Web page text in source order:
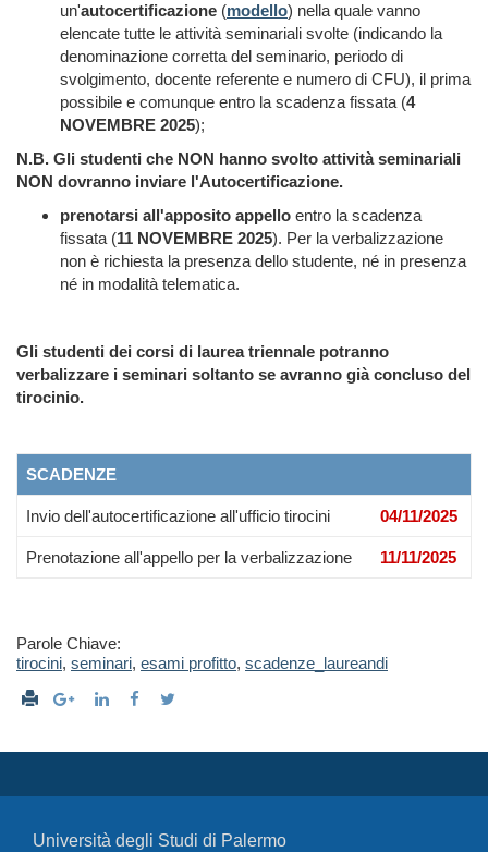
un'autocertificazione (modello) nella quale vanno
elencate tutte le attività seminariali svolte (indicando la
denominazione corretta del seminario, periodo di
svolgimento, docente referente e numero di CFU), il prima
possibile e comunque entro la scadenza fissata (4
NOVEMBRE 2025);
N.B. Gli studenti che NON hanno svolto attività seminariali
NON dovranno inviare l'Autocertificazione.
prenotarsi all'apposito appello entro la scadenza
fissata (11 NOVEMBRE 2025). Per la verbalizzazione
non è richiesta la presenza dello studente, né in presenza
né in modalità telematica.
Gli studenti dei corsi di laurea triennale potranno
verbalizzare i seminari soltanto se avranno già concluso del
tirocinio.
SCADENZE
Invio dell'autocertificazione all'ufficio tirocini 04/11/2025
Prenotazione all'appello per la verbalizzazione 11/11/2025
Parole Chiave:
tirocini, seminari, esami profitto, scadenze_laureandi
Università degli Studi di Palermo